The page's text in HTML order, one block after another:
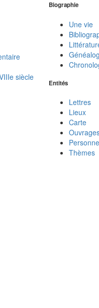
siècle
Biographie
Une vie
Entités
Lettres
Lieux
Carte
Thèmes